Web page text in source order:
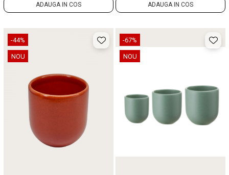
ADAUGA IN COS ADAUGA IN COS
-44%
NOU
-67%
NOU